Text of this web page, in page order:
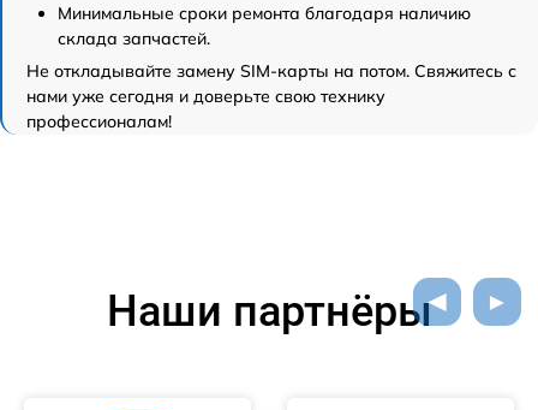
Минимальные сроки ремонта благодаря наличию
склада запчастей.
Не откладывайте замену SIM-карты на потом. Свяжитесь с
нами уже сегодня и доверьте свою технику
профессионалам!
Наши партнёры